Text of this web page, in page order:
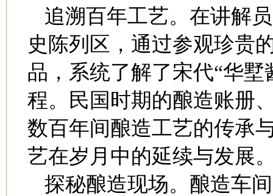
追溯百年工艺。在讲解
史陈列区，通过参观珍贵
品，系统了解了宋代“华墅
程。民国时期的酿造账册
数百年间酿造工艺的传承
艺在岁月中的延续与发展
探秘酿造现场。酿造车